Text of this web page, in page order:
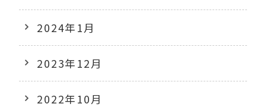
2024年1月
2023年12月
2022年10月